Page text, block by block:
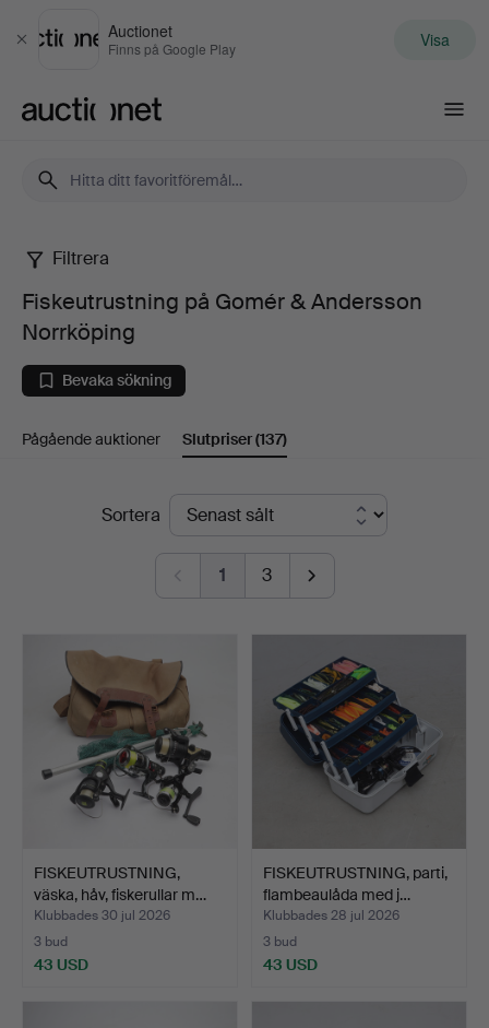
Stäng
Auctionet
Finns på Google Play Visa
Fiskeutrustning
på
Gomér
Norrköping
Filtrera
Fiskeutrustning på Gomér & Andersson
Norrköping
Bevaka sökning
Pågående auktioner Slutpriser(137)
SlutpriserSortera
1 3
FISKEUTRUSTNING,
väska, håv, fiskerullar m…
Klubbades 30 jul 2026
3 bud
43 USD
FISKEUTRUSTNING, parti,
flambeaulåda med j…
Klubbades 28 jul 2026
3 bud
43 USD